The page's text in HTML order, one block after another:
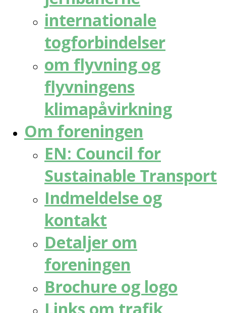
internationale
togforbindelser
om flyvning og
flyvningens
klimapåvirkning
Om foreningen
EN: Council for
Sustainable Transport
Indmeldelse og
kontakt
Detaljer om
foreningen
Brochure og logo
Links om trafik